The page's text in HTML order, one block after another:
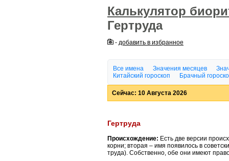
Калькулятор
Гертруда
- добавить в избранное
Все имена Значения месяцев
Китайский гороскоп
Брачный
Сейчас: 10 Августа 2026
Гертруда
Происхождение: Есть две версии
корни; вторая – имя появилось в
труда). Собственно, обе они имеют